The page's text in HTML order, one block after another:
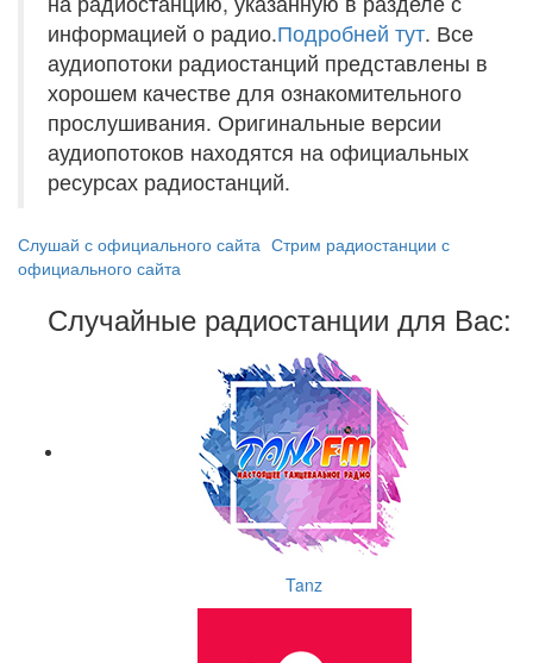
информацией о радио.Подробней тут. Все
аудиопотоки радиостанций представлены в
хорошем качестве для ознакомительного
прослушивания. Оригинальные версии
аудиопотоков находятся на официальных
ресурсах радиостанций.
Слушай с официального сайта Стрим радиостанции с
официального сайта
Случайные радиостанции для Вас:
Tanz